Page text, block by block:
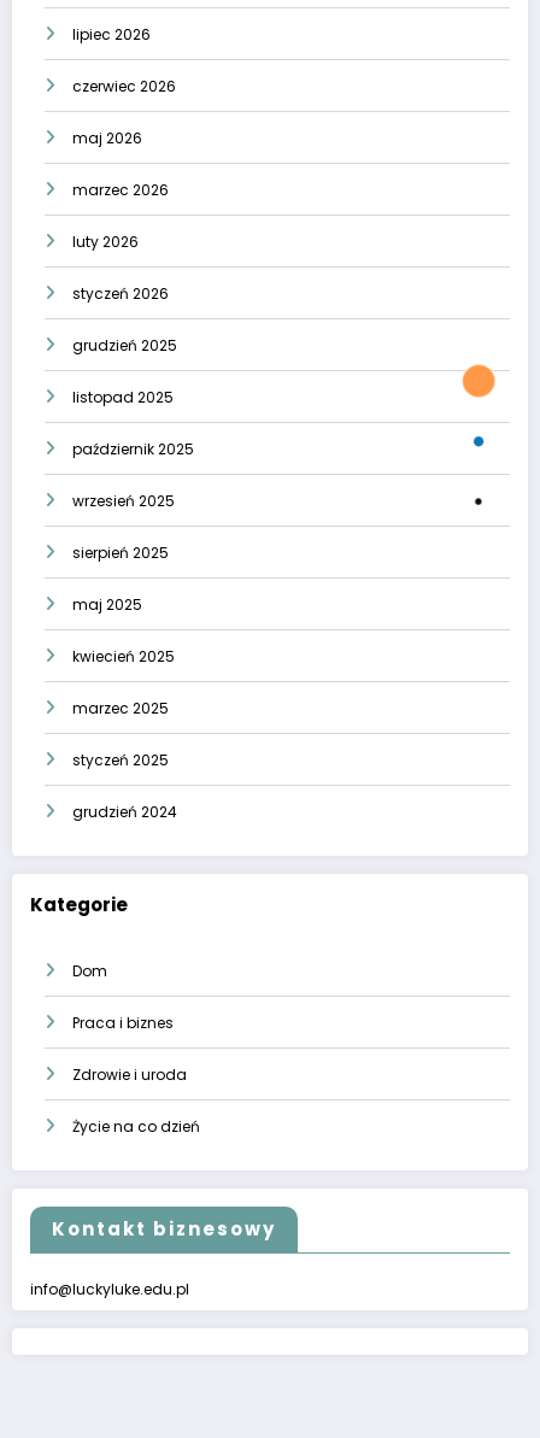
lipiec 2026
czerwiec 2026
maj 2026
marzec 2026
luty 2026
styczeń 2026
grudzień 2025
listopad 2025
październik 2025
wrzesień 2025
sierpień 2025
maj 2025
kwiecień 2025
marzec 2025
styczeń 2025
grudzień 2024
Kategorie
Dom
Praca i biznes
Zdrowie i uroda
Życie na co dzień
Kontakt biznesowy
info@luckyluke.edu.pl